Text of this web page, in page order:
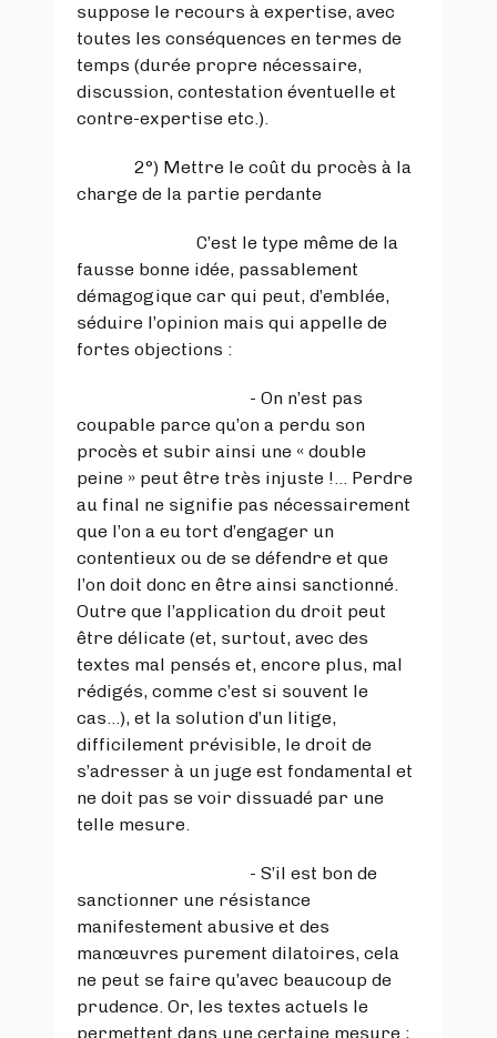
suppose le recours à expertise, avec
toutes les conséquences en termes de
temps (durée propre nécessaire,
discussion, contestation éventuelle et
contre-expertise etc.).
2°) Mettre le coût du procès à la
charge de la partie perdante
C’est le type même de la
fausse bonne idée, passablement
démagogique car qui peut, d’emblée,
séduire l’opinion mais qui appelle de
fortes objections :
- On n’est pas
coupable parce qu’on a perdu son
procès et subir ainsi une « double
peine » peut être très injuste !... Perdre
au final ne signifie pas nécessairement
que l’on a eu tort d’engager un
contentieux ou de se défendre et que
l’on doit donc en être ainsi sanctionné.
Outre que l’application du droit peut
être délicate (et, surtout, avec des
textes mal pensés et, encore plus, mal
rédigés, comme c’est si souvent le
cas…), et la solution d’un litige,
difficilement prévisible, le droit de
s’adresser à un juge est fondamental et
ne doit pas se voir dissuadé par une
telle mesure.
- S’il est bon de
sanctionner une résistance
manifestement abusive et des
manœuvres purement dilatoires, cela
ne peut se faire qu’avec beaucoup de
prudence. Or, les textes actuels le
permettent dans une certaine mesure ;